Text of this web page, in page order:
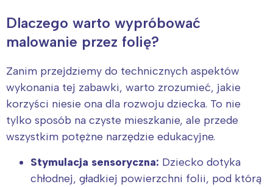
Dlaczego warto wypróbować
malowanie przez folię?
Zanim przejdziemy do technicznych aspektów
wykonania tej zabawki, warto zrozumieć, jakie
korzyści niesie ona dla rozwoju dziecka. To nie
tylko sposób na czyste mieszkanie, ale przede
wszystkim potężne narzędzie edukacyjne.
Stymulacja sensoryczna: Dziecko dotyka
chłodnej, gładkiej powierzchni folii, pod którą